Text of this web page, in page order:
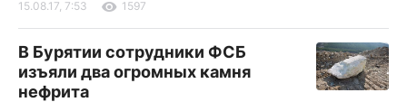
15.08.17, 7:53 1597
В Бурятии сотрудники ФСБ
изъяли два огромных камня
нефрита